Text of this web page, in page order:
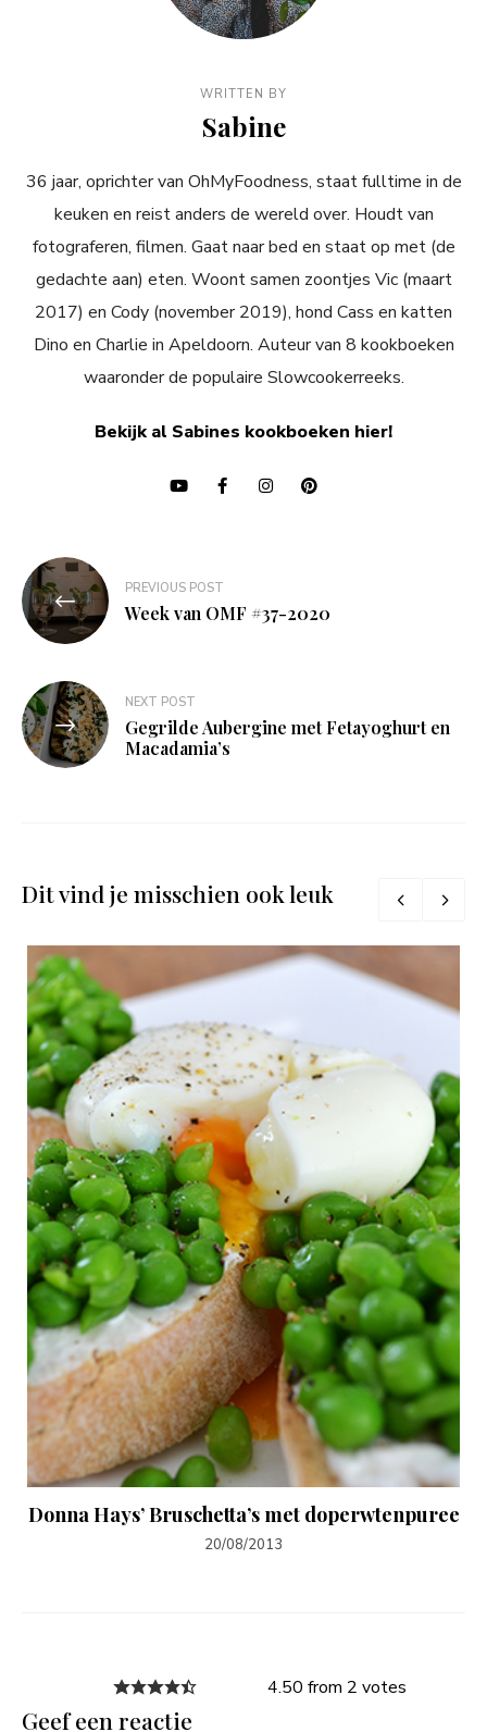
WRITTEN BY
Sabine
36 jaar, oprichter van OhMyFoodness, staat fulltime in de
keuken en reist anders de wereld over. Houdt van
fotograferen, filmen. Gaat naar bed en staat op met (de
gedachte aan) eten. Woont samen zoontjes Vic (maart
2017) en Cody (november 2019), hond Cass en katten
Dino en Charlie in Apeldoorn. Auteur van 8 kookboeken
waaronder de populaire Slowcookerreeks.
Bekijk al Sabines kookboeken hier!
Bericht
navigatie
PREVIOUS POST
Week van OMF #37-2020
NEXT POST
Gegrilde Aubergine met Fetayoghurt en
Macadamia’s
Dit vind je misschien ook leuk
Donna Hays’ Bruschetta’s met doperwtenpuree
20/08/2013
4.50 from 2 votes
Geef een reactie